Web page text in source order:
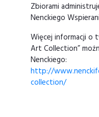
Zbiorami
Nenckiego
Więcej informacji o
Art Collection”
Nenckiego:
http://
collection/